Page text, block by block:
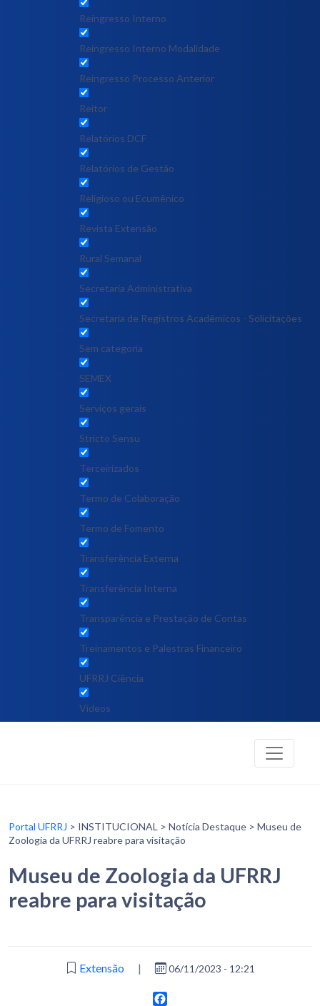
Reingresso Interno
Reingresso Interno Modalidade
Reingresso Processo Anterior
Reitor
Relatórios DCF
Relatórios de Gestão
Religioso ou Ecumênico
Revista Extensão
Rural Semanal
Secretaria Administrativa
Secretaria de Registros Acadêmicos - Solicitações
Sem categoria
SEMEX
Serviços gerais
Stricto Sensu
Terceirizados
Termo de Colaboração
Termo de Fomento
Transferência Externa
Transferência Interna
Transparência e Prestação de Contas
Treinamentos e Palestras Financeiro
UFRRJ Ciência
Vídeos
Portal UFRRJ > INSTITUCIONAL > Notícia Destaque > Museu de
Zoologia da UFRRJ reabre para visitação
Museu de Zoologia da UFRRJ
reabre para visitação
Extensão | 06/11/2023 - 12:21